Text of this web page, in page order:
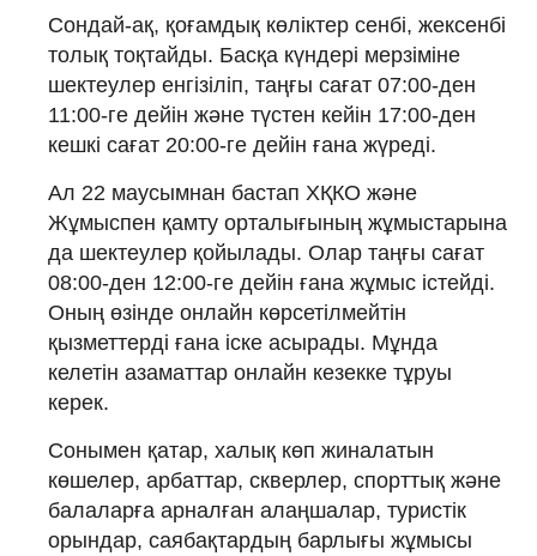
Сондай-ақ, қоғамдық көліктер сенбі, жексенбі
толық тоқтайды. Басқа күндері мерзіміне
шектеулер енгізіліп, таңғы сағат 07:00-ден
11:00-ге дейін және түстен кейін 17:00-ден
кешкі сағат 20:00-ге дейін ғана жүреді.
Ал 22 маусымнан бастап ХҚКО және
Жұмыспен қамту орталығының жұмыстарына
да шектеулер қойылады. Олар таңғы сағат
08:00-ден 12:00-ге дейін ғана жұмыс істейді.
Оның өзінде онлайн көрсетілмейтін
қызметтерді ғана іске асырады. Мұнда
келетін азаматтар онлайн кезекке тұруы
керек.
Сонымен қатар, халық көп жиналатын
көшелер, арбаттар, скверлер, спорттық және
балаларға арналған алаңшалар, туристік
орындар, саябақтардың барлығы жұмысы